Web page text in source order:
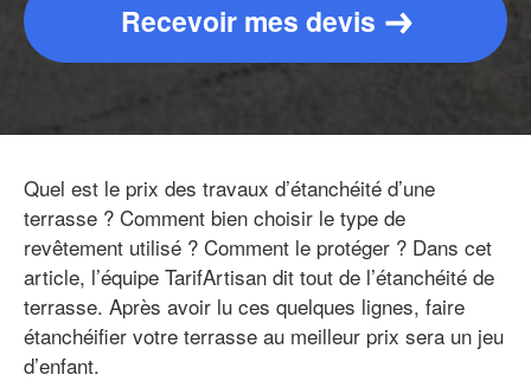
Recevoir mes devis
Quel est le prix des travaux d’étanchéité d’une
terrasse ? Comment bien choisir le type de
revêtement utilisé ? Comment le protéger ? Dans cet
article, l’équipe TarifArtisan dit tout de l’étanchéité de
terrasse. Après avoir lu ces quelques lignes, faire
étanchéifier votre terrasse au meilleur prix sera un jeu
d’enfant.